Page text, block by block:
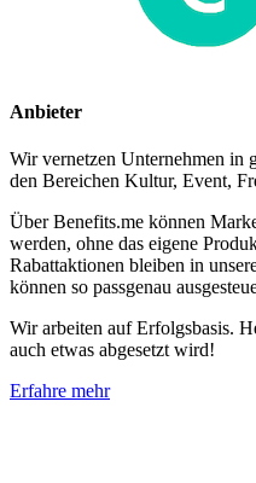
Anbieter
Wir vernetzen Unternehmen in
den Bereichen Kultur, Event,
Über Benefits.me können
werden, ohne das eigene
Rabattaktionen bleiben in
können so passgenau
Wir arbeiten auf Erfolgsbasis.
auch etwas abgesetzt wird!
Erfahre mehr